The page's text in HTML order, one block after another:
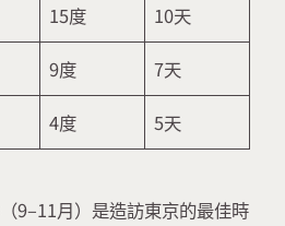
15度 10天
9度 7天
4度 5天
9–11月）是造訪東京的最佳時